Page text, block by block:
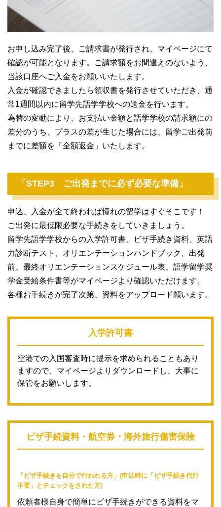
お申し込み完了後、ご請求書が発行され、マイページにて
確認が可能となります。ご請求額をお間違えのないよう、
当該口座へご入金をお願いいたします。
入金が確認できましたら領収書を発行させていただき、通
常1週間以内に留学先語学学校への送金を行います。
為替の変動により、お支払い金額と語学学校の請求額にの
差分のうち、プラスの差が生じた場合には、留学ご出発前
までに差額を「全額返金」いたします。
「STEP3 ご出発までに必ず必要な準備」
申込、入金が全て終われば憧れの留学はすぐそこです！
ご出発に最低限必要な手続きをしていきましょう。
留学先語学学校からの入学許可書、ビザ手続き資料、英語
力診断テスト、オリエンテーションハンドブック、出発
前、最終オリエンテーションスケジュール表、語学留学奨
学金受給条件書等がマイページより確認いただけます。
各種お手続きが完了次第、資料をアップロード願います。
入学許可書
空港での入国審査時に提示を求められることもあり
ますので、マイページよりダウンロードし、大事に
保管をお願いします。
ビザ手続資料・航空券・海外旅行傷害保険
「ビザ手続きを自分で行われる方」(申込時に「ビザ手続き代行
不要」とチェックをされた方)
依頼者様自身で簡単にビザ手続きができる資料をマ